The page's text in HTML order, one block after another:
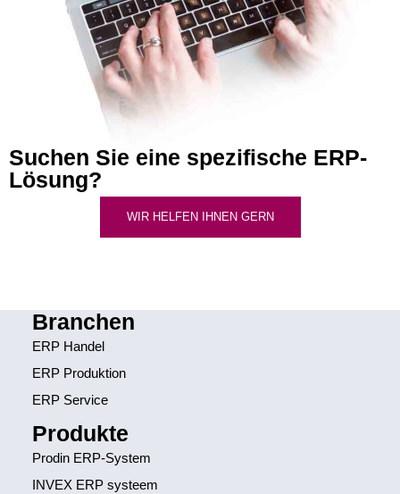
Suchen Sie eine spezifische ERP-
Lösung?
WIR HELFEN IHNEN GERN
Branchen
ERP Handel
ERP Produktion
ERP Service
Produkte
Prodin ERP-System
INVEX ERP systeem